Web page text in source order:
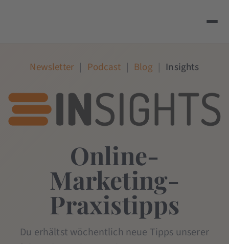
Newsletter | Podcast | Blog | Insights
Online-
Marketing-
Praxistipps
Du erhältst wöchentlich neue Tipps unserer